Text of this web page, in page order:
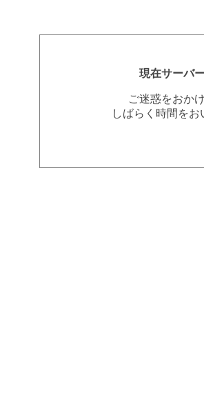
現在サーバ
ご迷惑をおか
しばらく時間を